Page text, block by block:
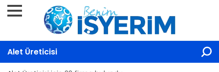
Alet Üreticisi